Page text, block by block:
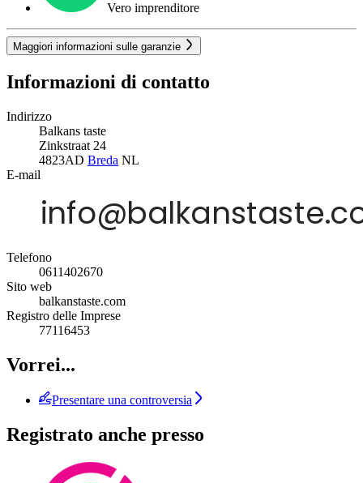
Vero imprenditore
Maggiori informazioni sulle garanzie
Informazioni di contatto
Indirizzo
Balkans taste
Zinkstraat 24
4823AD Breda NL
E-mail
Telefono
0611402670
Sito web
balkanstaste.com
Registro delle Imprese
77116453
Vorrei...
Presentare una controversia
Registrato anche presso